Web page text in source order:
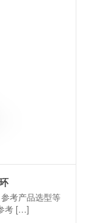
考产品选型等
考 […]